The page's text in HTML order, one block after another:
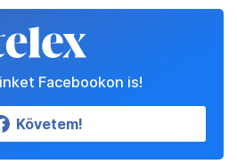
Facebookon is!
Követem!